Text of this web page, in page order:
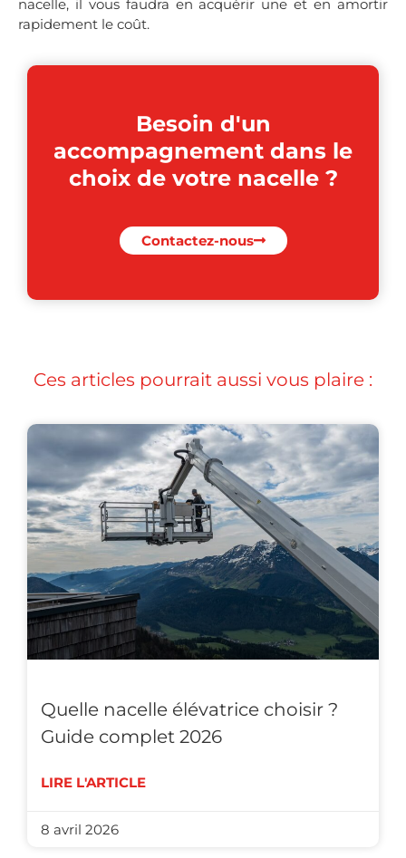
Besoin d'un
accompagnement dans le
choix de votre nacelle ?
Contactez-nous
Ces articles pourrait aussi vous plaire :
Quelle nacelle élévatrice choisir ?
Guide complet 2026
LIRE L'ARTICLE
8 avril 2026
nacelle, il vous faudra en acquérir une et en amortir
rapidement le coût.